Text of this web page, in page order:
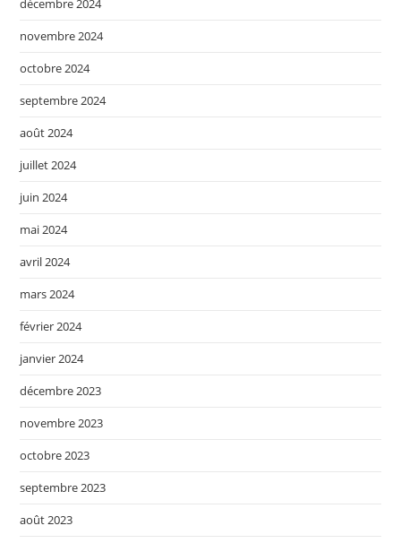
décembre 2024
novembre 2024
octobre 2024
septembre 2024
août 2024
juillet 2024
juin 2024
mai 2024
avril 2024
mars 2024
février 2024
janvier 2024
décembre 2023
novembre 2023
octobre 2023
septembre 2023
août 2023